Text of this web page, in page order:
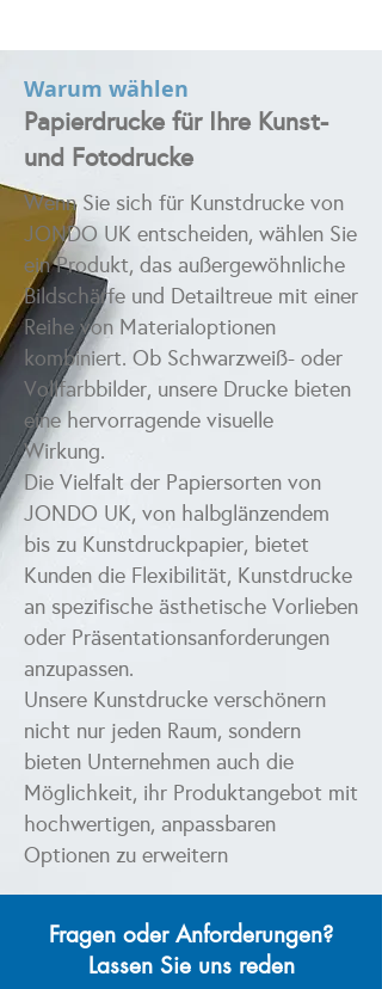
Warum wählen
Papierdrucke für Ihre Kunst-
und Fotodrucke
Wenn Sie sich für Kunstdrucke von
JONDO UK entscheiden, wählen Sie
ein Produkt, das außergewöhnliche
Bildschärfe und Detailtreue mit einer
Reihe von Materialoptionen
kombiniert. Ob Schwarzweiß- oder
Vollfarbbilder, unsere Drucke bieten
eine hervorragende visuelle
Wirkung.
Die Vielfalt der Papiersorten von
JONDO UK, von halbglänzendem
bis zu Kunstdruckpapier, bietet
Kunden die Flexibilität, Kunstdrucke
an spezifische ästhetische Vorlieben
oder Präsentationsanforderungen
anzupassen.
Unsere Kunstdrucke verschönern
nicht nur jeden Raum, sondern
bieten Unternehmen auch die
Möglichkeit, ihr Produktangebot mit
hochwertigen, anpassbaren
Optionen zu erweitern
Fragen oder Anforderungen?
Lassen Sie uns reden